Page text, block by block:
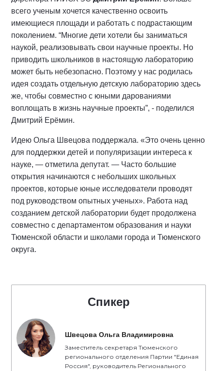
всего ученым хочется качественно освоить
имеющиеся площади и работать с подрастающим
поколением. “Многие дети хотели бы заниматься
наукой, реализовывать свои научные проекты. Но
приводить школьников в настоящую лабораторию
может быть небезопасно. Поэтому у нас родилась
идея создать отдельную детскую лабораторию здесь
же, чтобы совместно с юными дарованиями
воплощать в жизнь научные проекты”, - поделился
Дмитрий Ерёмин.
Идею Ольга Швецова поддержала. «Это очень ценно
для поддержки детей и популяризации интереса к
науке, — отметила депутат. — Часто большие
открытия начинаются с небольших школьных
проектов, которые юные исследователи проводят
под руководством опытных ученых». Работа над
созданием детской лаборатории будет продолжена
совместно с департаментом образования и науки
Тюменской области и школами города и Тюменского
округа.
Спикер
Швецова Ольга Владимировна
Заместитель секретаря Тюменского
регионального отделения Партии "Единая
Россия", руководитель Регионального